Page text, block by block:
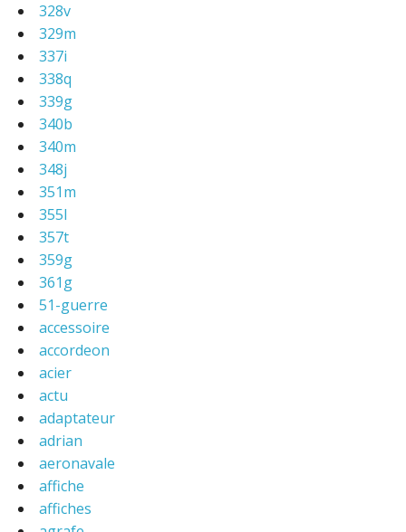
328v
329m
337i
338q
339g
340b
340m
348j
351m
355l
357t
359g
361g
51-guerre
accessoire
accordeon
acier
actu
adaptateur
adrian
aeronavale
affiche
affiches